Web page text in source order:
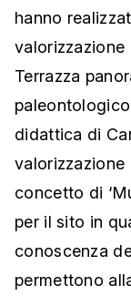
hanno
valorizzazione
Terrazza
didattica di
concetto di
per il sito in
conoscenza
permettono